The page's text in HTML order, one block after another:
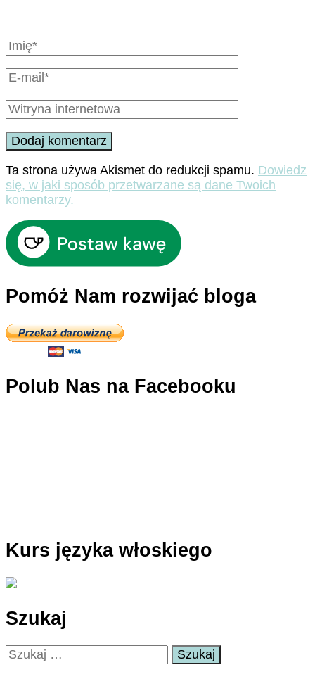
Ta strona używa Akismet do redukcji spamu. Dowiedz
się, w jaki sposób przetwarzane są dane Twoich
komentarzy.
Pomóż Nam rozwijać bloga
Polub Nas na Facebooku
Kurs języka włoskiego
Szukaj
Szukaj: